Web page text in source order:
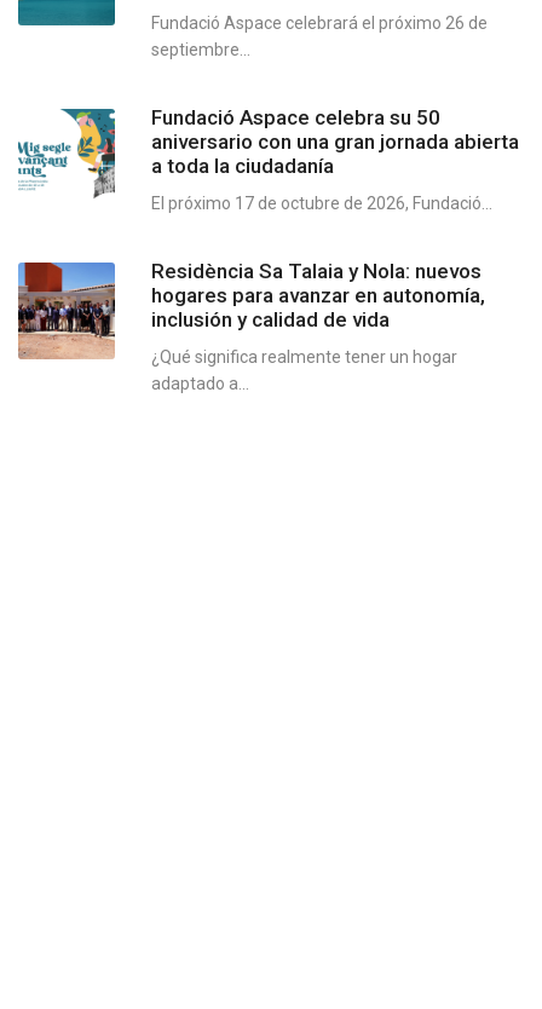
Fundació Aspace celebrará el próximo 26 de
septiembre...
Fundació Aspace celebra su 50
aniversario con una gran jornada abierta
a toda la ciudadanía
El próximo 17 de octubre de 2026, Fundació...
Residència Sa Talaia y Nola: nuevos
hogares para avanzar en autonomía,
inclusión y calidad de vida
¿Qué significa realmente tener un hogar
adaptado a...